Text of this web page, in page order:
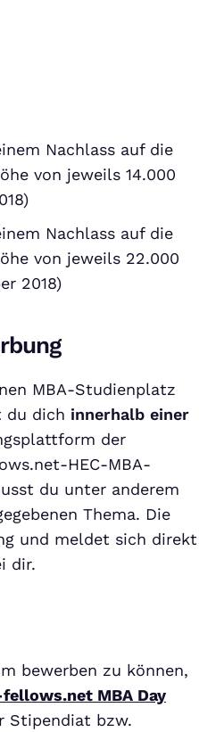
Nachlass auf die
von jeweils 14.000
Nachlass auf die
von jeweils 22.000
2018)
MBA-Studienplatz
du dich innerhalb einer
der
HEC-MBA-
du unter anderem
Thema. Die
und meldet sich direkt
dir.
bewerben zu können,
MBA Day
Stipendiat bzw.